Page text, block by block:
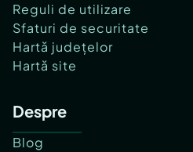
Reguli de utilizare
Sfaturi de securitate
Hartă județelor
Hartă site
Despre
Blog